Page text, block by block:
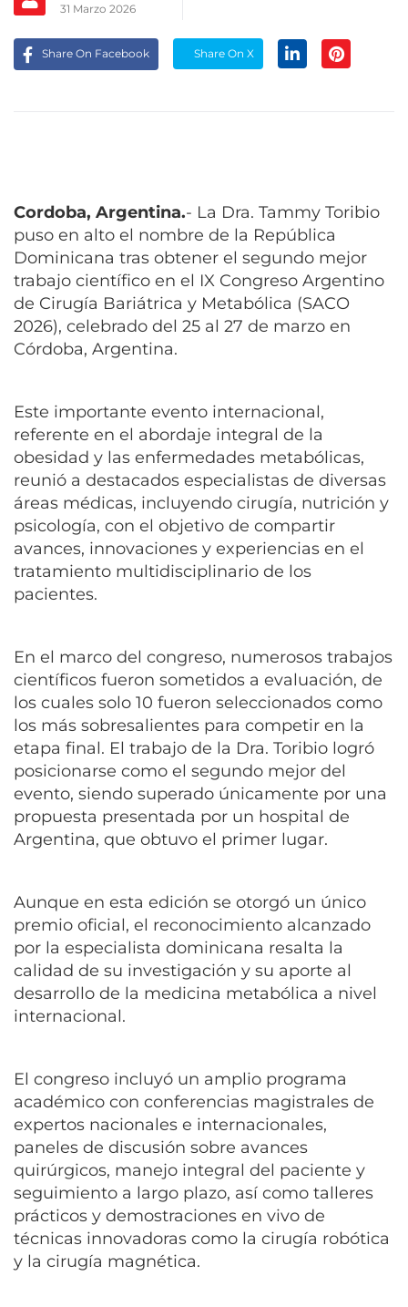
31 Marzo 2026
Share On Facebook Share On X
Cordoba, Argentina.- La Dra. Tammy Toribio
puso en alto el nombre de la República
Dominicana tras obtener el segundo mejor
trabajo científico en el IX Congreso Argentino
de Cirugía Bariátrica y Metabólica (SACO
2026), celebrado del 25 al 27 de marzo en
Córdoba, Argentina.
Este importante evento internacional,
referente en el abordaje integral de la
obesidad y las enfermedades metabólicas,
reunió a destacados especialistas de diversas
áreas médicas, incluyendo cirugía, nutrición y
psicología, con el objetivo de compartir
avances, innovaciones y experiencias en el
tratamiento multidisciplinario de los
pacientes.
En el marco del congreso, numerosos trabajos
científicos fueron sometidos a evaluación, de
los cuales solo 10 fueron seleccionados como
los más sobresalientes para competir en la
etapa final. El trabajo de la Dra. Toribio logró
posicionarse como el segundo mejor del
evento, siendo superado únicamente por una
propuesta presentada por un hospital de
Argentina, que obtuvo el primer lugar.
Aunque en esta edición se otorgó un único
premio oficial, el reconocimiento alcanzado
por la especialista dominicana resalta la
calidad de su investigación y su aporte al
desarrollo de la medicina metabólica a nivel
internacional.
El congreso incluyó un amplio programa
académico con conferencias magistrales de
expertos nacionales e internacionales,
paneles de discusión sobre avances
quirúrgicos, manejo integral del paciente y
seguimiento a largo plazo, así como talleres
prácticos y demostraciones en vivo de
técnicas innovadoras como la cirugía robótica
y la cirugía magnética.